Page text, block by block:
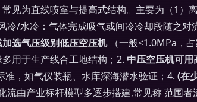
见为直线喷室与提高式结构。主要为（1）
冷/水冷：气体完成吸气或间冷冷却段随之
选气压级别低压空压机（一般<1.0MPa，
用于生产线合工地结构；2. 中压空压机可用
，如气仪装瓶、水库深海潜水验证；4. (在
流由产业标杆模型多逐步搭建,常见称 范围者